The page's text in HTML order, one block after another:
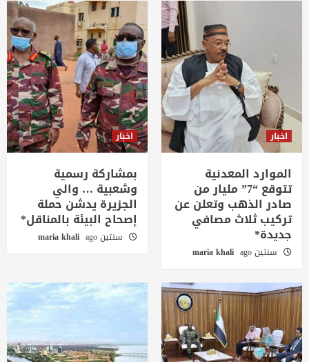
اخبار
الموارد المعدنية
تتوقع “7” مليار من
صادر الذهب وتعلن عن
تركيب ثلاث مصافي
جديدة*
سنتين ago maria khali
اخبار
بمشاركة رسمية
وشعبية … والي
الجزيرة يدشن حملة
إصحاح البيئة بالمناقل*
سنتين ago maria khali